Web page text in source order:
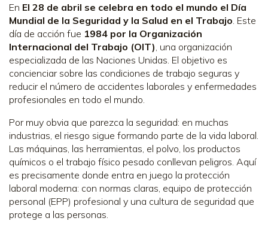
En El 28 de abril se celebra en todo el mundo el Día
Mundial de la Seguridad y la Salud en el Trabajo . Este
día de acción fue 1984 por la Organización
Internacional del Trabajo (OIT) , una organización
especializada de las Naciones Unidas. El objetivo es
concienciar sobre las condiciones de trabajo seguras y
reducir el número de accidentes laborales y enfermedades
profesionales en todo el mundo.
Por muy obvia que parezca la seguridad: en muchas
industrias, el riesgo sigue formando parte de la vida laboral.
Las máquinas, las herramientas, el polvo, los productos
químicos o el trabajo físico pesado conllevan peligros. Aquí
es precisamente donde entra en juego la protección
laboral moderna: con normas claras, equipo de protección
personal (EPP) profesional y una cultura de seguridad que
protege a las personas.